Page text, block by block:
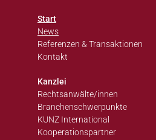
Start
News
Referenzen & Transaktionen
Kontakt
Kanzlei
Rechtsanwälte/innen
Branchenschwerpunkte
KUNZ International
Kooperationspartner